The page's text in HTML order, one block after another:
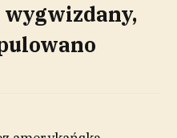
wygwizdany,